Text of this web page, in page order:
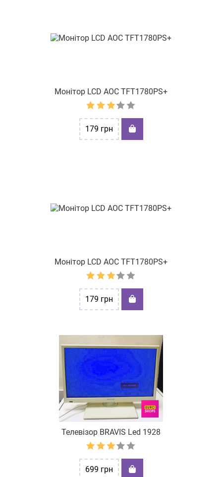
вул. Головна, 25
вул. Новокримська 1
пр-т Князя Володимира Великого 73
Монітор LCD АОС TFT1780PS+
179 грн
Монітор LCD АОС TFT1780PS+
179 грн
Телевізор BRAVIS Led 1928
699 грн